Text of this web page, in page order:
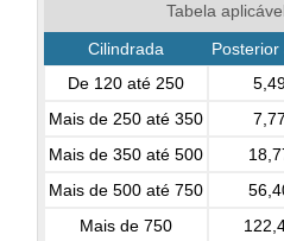
Tabela
Cilindrada
Posterior
De 120 até 250
Mais de 250 até 350
Mais de 350 até 500
Mais de 500 até 750
Mais de 750